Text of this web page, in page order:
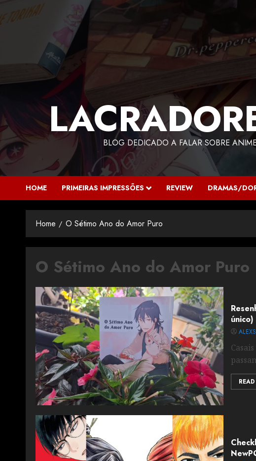
BLOG DEDICADO A FALAR SOBRE
HOME PRIMEIRAS IMPRESSÕES REVIEW DRAMAS/
Home O Sétimo Ano do Amor Puro
O Sétimo Ano do Amor Puro
único)